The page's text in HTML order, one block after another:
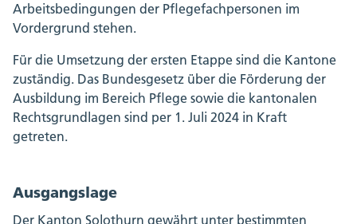
Arbeitsbedingungen der Pflegefachpersonen im
Vordergrund stehen.
Für die Umsetzung der ersten Etappe sind die Kantone
zuständig. Das Bundesgesetz über die Förderung der
Ausbildung im Bereich Pflege sowie die kantonalen
Rechtsgrundlagen sind per 1. Juli 2024 in Kraft
getreten.
Ausgangslage
Der Kanton Solothurn gewährt unter bestimmten